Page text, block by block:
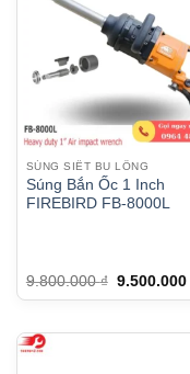
SÚNG SIẾT BU LÔNG
Súng Bắn Ốc 1 Inch
FIREBIRD FB-8000L
9.800.000₫ Giá
9.500.000